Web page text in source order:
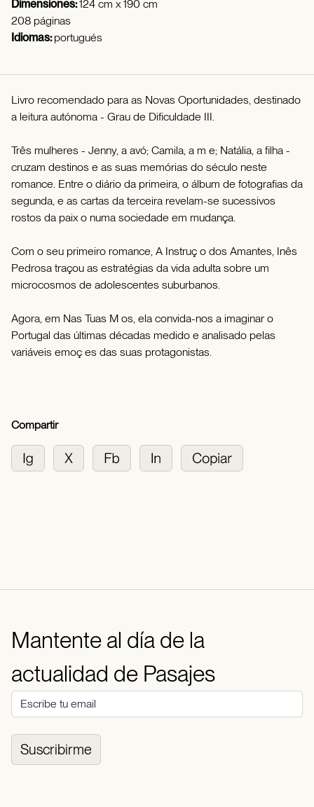
Dimensiones:124 cm x 190 cm
208 páginas
Idiomas:portugués
Livro recomendado para as Novas Oportunidades, destinado
a leitura autónoma - Grau de Dificuldade III.
Três mulheres - Jenny, a avó; Camila, a m e; Natália, a filha -
cruzam destinos e as suas memórias do século neste
romance. Entre o diário da primeira, o álbum de fotografias da
segunda, e as cartas da terceira revelam-se sucessivos
rostos da paix o numa sociedade em mudança.
Com o seu primeiro romance, A Instruç o dos Amantes, Inês
Pedrosa traçou as estratégias da vida adulta sobre um
microcosmos de adolescentes suburbanos.
Agora, em Nas Tuas M os, ela convida-nos a imaginar o
Portugal das últimas décadas medido e analisado pelas
variáveis emoç es das suas protagonistas.
Compartir
Mantente al día de la
actualidad de Pasajes
Suscribirme